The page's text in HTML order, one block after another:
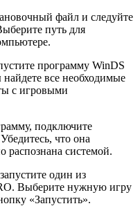
файл и следуйте
путь для
программу WinDS
все необходимые
с игровыми
подключите
что она
распознана системой.
один из
Выберите нужную игру
«Запустить».